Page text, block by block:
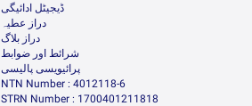
ڈیجیٹل ادائیگی
دراز عطیہ
دراز بلاگ
شرائط اور ضوابط
پرائیویسی پالیسی
NTN Number : 4012118-6
STRN Number : 1700401211818